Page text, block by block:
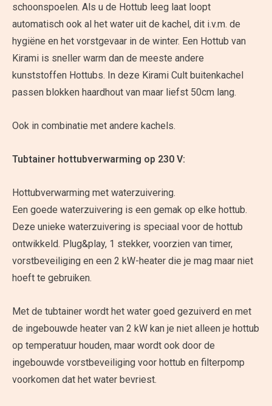
schoonspoelen. Als u de Hottub leeg laat loopt
automatisch ook al het water uit de kachel, dit i.v.m. de
hygiëne en het vorstgevaar in de winter. Een Hottub van
Kirami is sneller warm dan de meeste andere
kunststoffen Hottubs. In deze Kirami Cult buitenkachel
passen blokken haardhout van maar liefst 50cm lang.
Ook in combinatie met andere kachels.
Tubtainer hottubverwarming op 230 V:
Hottubverwarming met waterzuivering.
Een goede waterzuivering is een gemak op elke hottub.
Deze unieke waterzuivering is speciaal voor de hottub
ontwikkeld. Plug&play, 1 stekker, voorzien van timer,
vorstbeveiliging en een 2 kW-heater die je mag maar niet
hoeft te gebruiken.
Met de tubtainer wordt het water goed gezuiverd en met
de ingebouwde heater van 2 kW kan je niet alleen je hottub
op temperatuur houden, maar wordt ook door de
ingebouwde vorstbeveiliging voor hottub en filterpomp
voorkomen dat het water bevriest.